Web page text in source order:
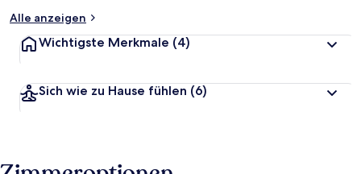
Alle anzeigen
Wichtigste Merkmale (4)
Sich wie zu Hause fühlen (6)